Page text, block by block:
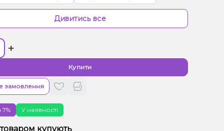
Журавлина, Чорниця/Лохина
Чай
Лайм, Лимон Маракуя
Малина
Морозиво, Папайя
Персик, Прянощі/Спеції
Фейхоа
Дивитись все
+
Купити
замовлення
У наявності
купують